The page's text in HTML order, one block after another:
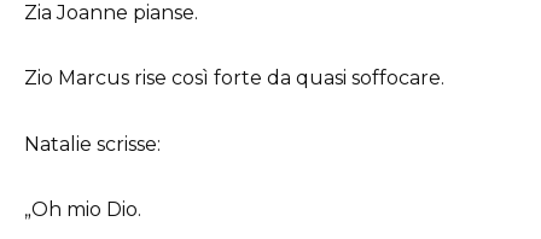
Zia Joanne pianse.
Zio Marcus rise così forte da quasi soffocare.
Natalie scrisse:
„Oh mio Dio.